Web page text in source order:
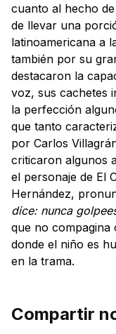
cuanto al hecho
de llevar una
latinoamericana a
también por su
destacaron la
voz, sus cachetes
la perfección
que tanto
por Carlos
criticaron algunos
el personaje de El
Hernández,
dice: nunca
que no
donde el niño es
en la trama.
Compartir